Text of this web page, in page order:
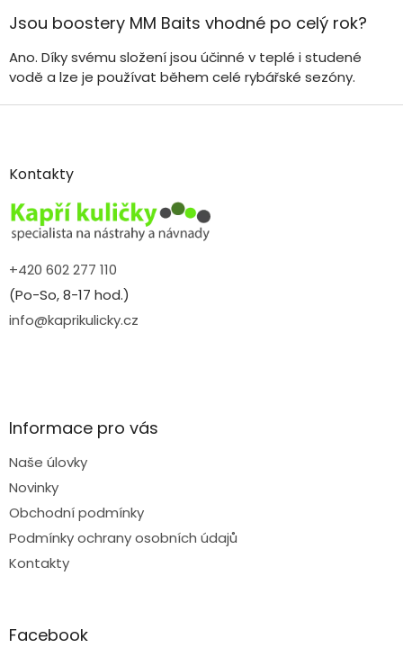
Jsou boostery MM Baits vhodné po celý rok?
Ano. Díky svému složení jsou účinné v teplé i studené
vodě a lze je používat během celé rybářské sezóny.
Z
aKontakty
+420 602 277 110
(Po-So, 8-17 hod.)
info@kaprikulicky.cz
Informace pro vás
Naše úlovky
Novinky
Obchodní podmínky
Podmínky ochrany osobních údajů
Kontakty
Facebook